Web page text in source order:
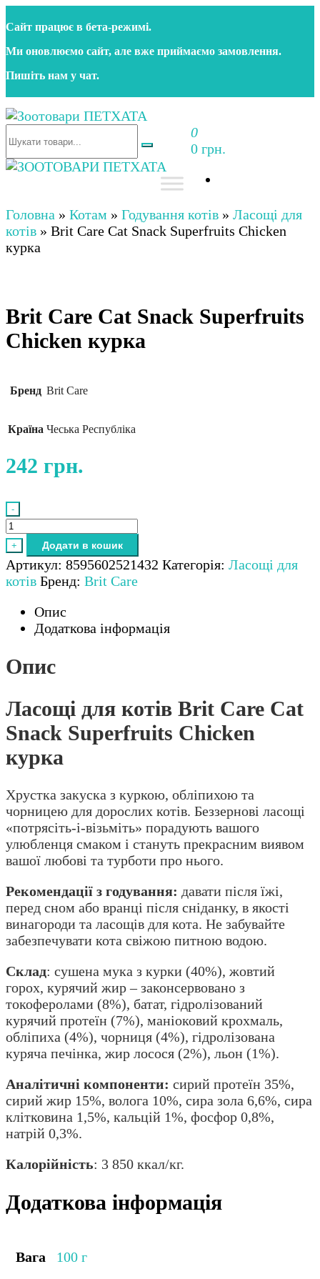
до
контенту
Сайт працює в бета‑режимі.
Ми оновлюємо сайт, але вже приймаємо замовлення.
Пишіть нам у чат.
Зоотовари ПЕТХАТА
Зоомагазин для собак та котів | Корм, іграшки,
аксесуари та догляд за тваринами. Доставка по
0
0 грн.
аксесуари та догляд за тваринами. Доставка по
Україні
Головна » Котам » Годування котів » Ласощі для
котів » Brit Care Cat Snack Superfruits Chicken
курка
Brit Care Cat Snack Superfruits
Chicken курка
Бренд Brit Care
Країна Чеська Республіка
242 грн.
-
Brit
Care
Cat
Snack
Superfruits
Chicken
курка
кількість
+ Додати в кошик
Артикул: 8595602521432 Категорія: Ласощі для
котів Бренд: Brit Care
Опис
Додаткова інформація
Опис
Ласощі для котів Brit Care Cat
Snack Superfruits Chicken
курка
Хрустка закуска з куркою, обліпихою та
чорницею для дорослих котів. Беззернові ласощі
«потрясіть-і-візьміть» порадують вашого
улюбленця смаком і стануть прекрасним виявом
вашої любові та турботи про нього.
Рекомендації з годування: давати після їжі,
перед сном або вранці після сніданку, в якості
винагороди та ласощів для кота. Не забувайте
забезпечувати кота свіжою питною водою.
Склад: сушена мука з курки (40%), жовтий
горох, курячий жир – законсервовано з
токоферолами (8%), батат, гідролізований
курячий протеїн (7%), маніоковий крохмаль,
обліпиха (4%), чорниця (4%), гідролізована
куряча печінка, жир лосося (2%), льон (1%).
Аналітичні компоненти: сирий протеїн 35%,
сирий жир 15%, волога 10%, сира зола 6,6%, сира
клітковина 1,5%, кальцій 1%, фосфор 0,8%,
натрій 0,3%.
Калорійність: 3 850 ккал/кг.
Додаткова інформація
Вага 100 г